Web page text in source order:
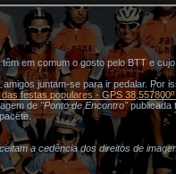
em comum o gosto pelo BTT e
juntam-se para ir pedalar. Por
festas populares - GPS 38,557800º
de "Ponto de Encontro"publicada
a cedência dos direitos de